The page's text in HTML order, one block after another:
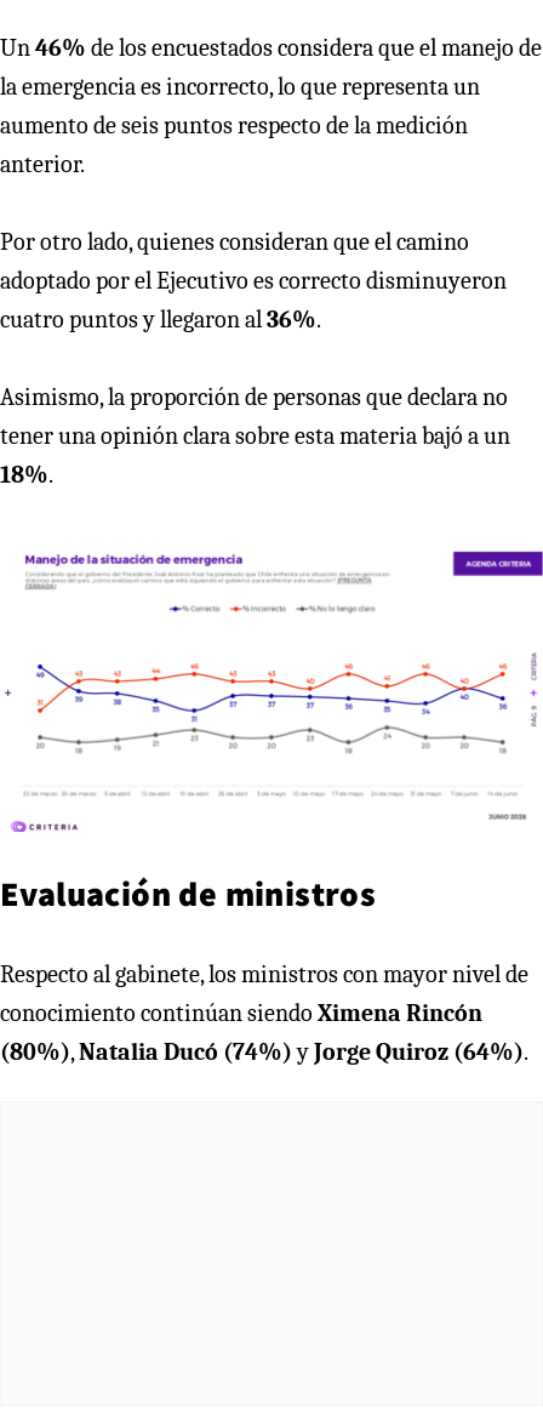
Un 46% de los encuestados considera que el manejo de
la emergencia es incorrecto, lo que representa un
aumento de seis puntos respecto de la medición
anterior.
Por otro lado, quienes consideran que el camino
adoptado por el Ejecutivo es correcto disminuyeron
cuatro puntos y llegaron al 36%.
Asimismo, la proporción de personas que declara no
tener una opinión clara sobre esta materia bajó a un
18%.
Evaluación de ministros
Respecto al gabinete, los ministros con mayor nivel de
conocimiento continúan siendo Ximena Rincón
(80%),Natalia Ducó (74%)yJorge Quiroz (64%).